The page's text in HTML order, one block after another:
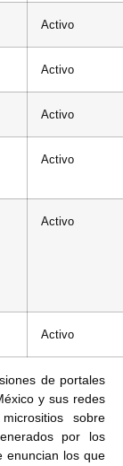
Activo
Activo
Activo
Activo
Activo
Activo
de portales
y sus redes
sobre
por los
enuncian los que